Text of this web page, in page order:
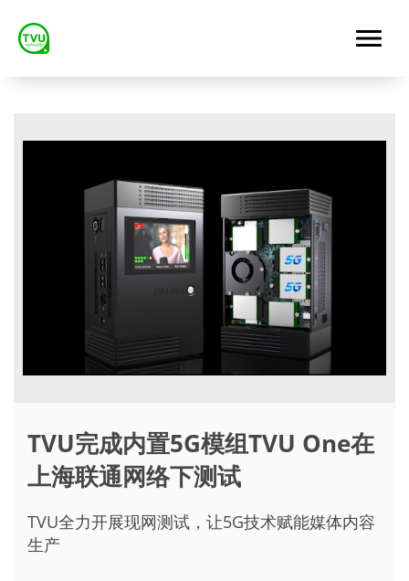
TVU完成内置5G模组TVU One在
上海联通网络下测试
TVU全力开展现网测试，让5G技术赋能媒体内容
生产